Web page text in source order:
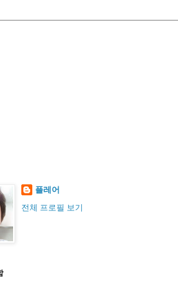
플레어
전체 프로필 보기